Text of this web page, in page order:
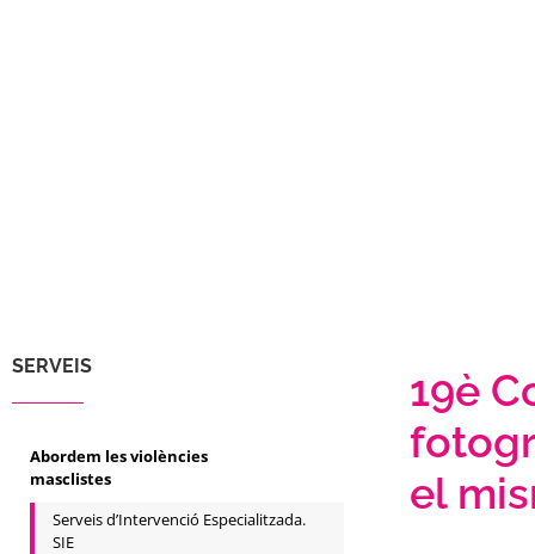
SERVEIS
Abordem les violències
masclistes
Serveis d’Intervenció Especialitzada.
SIE
19è
el